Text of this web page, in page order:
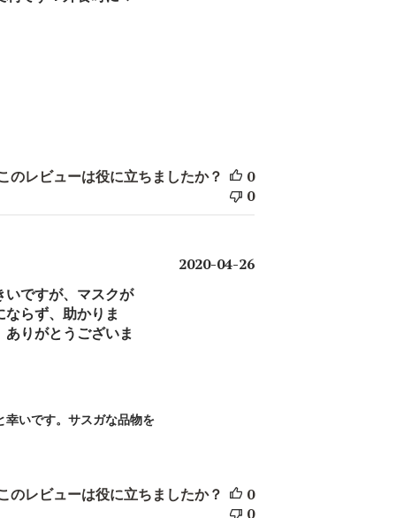
のレビューは役に立ちましたか？
0
0
いですが、マスクが
らず、助かりま
りがとうございま
幸いです。サスガな品物を
公
2020-04-26
のレビューは役に立ちましたか？
0
0